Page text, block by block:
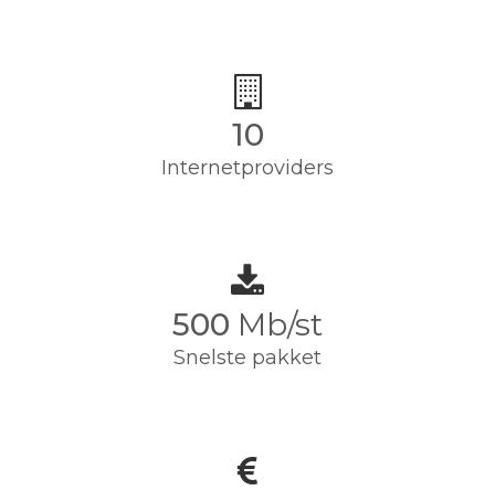
10
Internetproviders
500 Mb/st
Snelste pakket